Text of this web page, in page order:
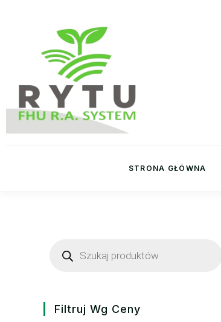
STRONA GŁÓWNA
Filtruj Wg Ceny